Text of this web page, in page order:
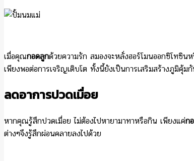
เมื่อคุณกอดลูกด้วยความรัก สมองจะหลั่งฮอร์โมนออกซิโทซิน
เพียงพอต่อการเจริญเติบโต ทั้งนี้ยังเป็นการเสริมสร้างภูมิคุ้ม
ลดอาการปวดเมื่อย
หากคุณรู้สึกปวดเมื่อย ไม่ต้องไปหายามาทาหรือกิน เพียงแค่ก
ต่างๆจึงรู้สึกผ่อนคลายลงไปด้วย